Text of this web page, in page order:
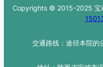
Copyrights © 2015-2025 宝
交通路线：途径本院的